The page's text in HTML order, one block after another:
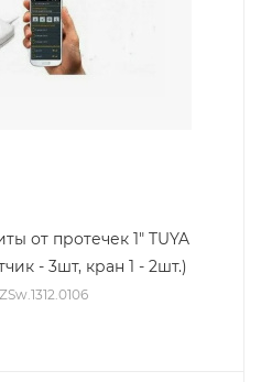
от протечек 1" TUYA
- 3шт, кран 1 - 2шт.)